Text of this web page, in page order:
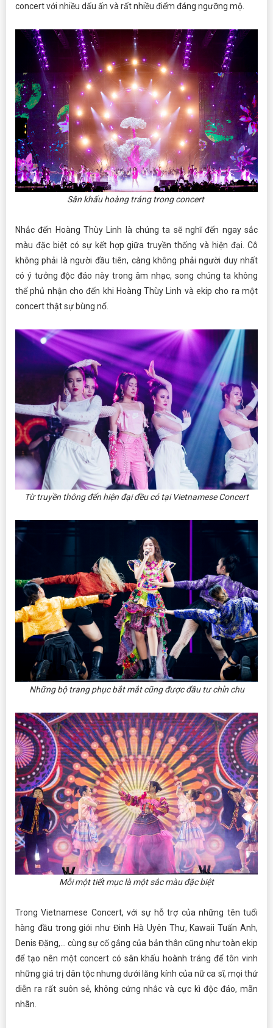
concert với nhiều dấu ấn và rất nhiều điểm đáng ngưỡng mộ.
Sân khấu hoàng tráng trong concert
Nhắc đến Hoàng Thùy Linh là chúng ta sẽ nghĩ đến ngay sắc
màu đặc biệt có sự kết hợp giữa truyền thống và hiện đại. Cô
không phải là người đầu tiên, càng không phải người duy nhất
có ý tưởng độc đáo này trong âm nhạc, song chúng ta không
thể phủ nhận cho đến khi Hoàng Thùy Linh và ekip cho ra một
concert thật sự bùng nổ.
Từ truyền thông đến hiện đại đều có tại Vietnamese Concert
Những bộ trang phục bắt mắt cũng được đầu tư chỉn chu
Mỗi một tiết mục là một sắc màu đặc biệt
Trong Vietnamese Concert, với sự hỗ trợ của những tên tuổi
hàng đầu trong giới như Đinh Hà Uyên Thư, Kawaii Tuấn Anh,
Denis Đặng,... cùng sự cố gắng của bản thân cũng như toàn ekip
để tạo nên một concert có sân khấu hoành tráng để tôn vinh
những giá trị dân tộc nhưng dưới lăng kính của nữ ca sĩ, mọi thứ
diễn ra rất suôn sẻ, không cứng nhắc và cực kì độc đáo, mãn
nhãn.